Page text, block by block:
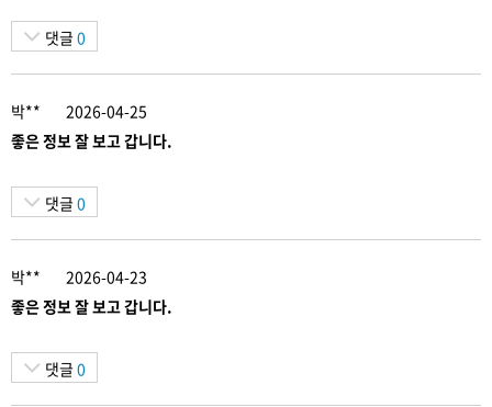
댓글 0
박**
2026-04-25
좋은 정보 잘 보고 갑니다.
댓글 0
박**
2026-04-23
좋은 정보 잘 보고 갑니다.
댓글 0